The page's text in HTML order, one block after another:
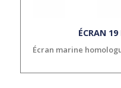
ÉCRAN
Écran marine